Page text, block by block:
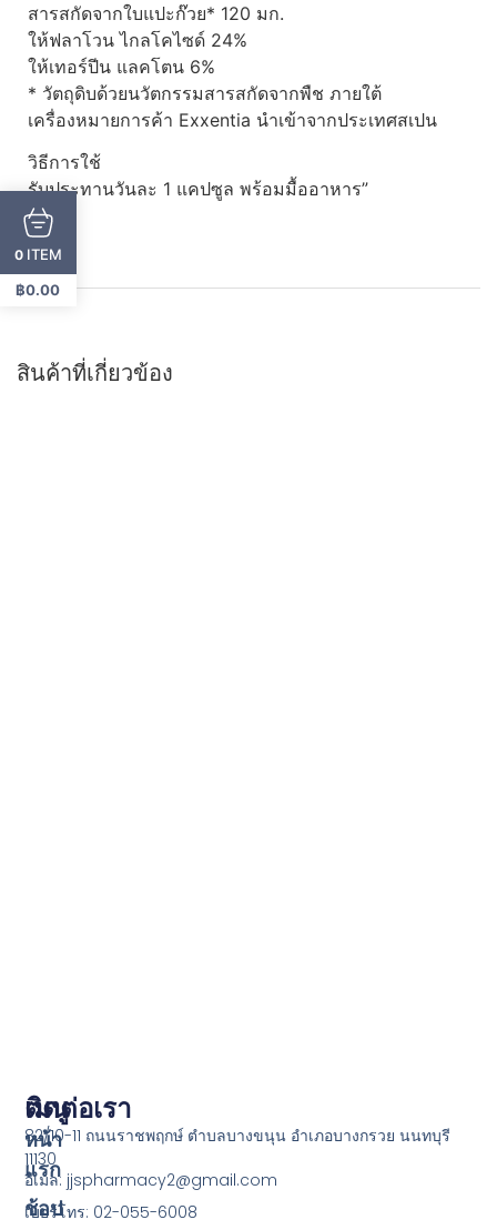
สารสกัดจากใบแปะก๊วย* 120 มก.
ให้ฟลาโวน ไกลโคไซด์ 24%
ให้เทอร์ปีน แลคโตน 6%
* วัตถุดิบด้วยนวัตกรรมสารสกัดจากพืช ภายใต้
เครื่องหมายการค้า Exxentia นำเข้าจากประเทศสเปน
วิธีการใช้
รับประทานวันละ 1 แคปซูล พร้อมมื้ออาหาร”
สินค้าที่เกี่ยวข้อง
เมนู
หน้า
แรก
ช้อป
ติดต่อเรา
82/10-11 ถนนราชพฤกษ์ ตำบลบางขนุน อำเภอบางกรวย นนทบุรี
11130
อีเมล: jjspharmacy2@gmail.com
เบอร์โทร: 02-055-6008
0 ITEM
฿0.00